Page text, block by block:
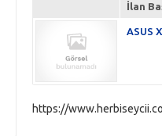
İlan
ASUS
https://